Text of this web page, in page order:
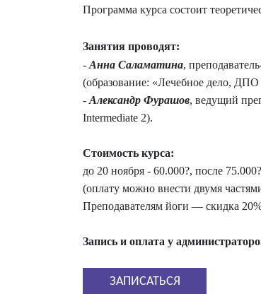
Программа курса состоит
Занятия проводят:
- Анна Саламатина,
(образование: «Лечебное дело,
- Александр Фурашов, ведущий
Intermediate 2).
Стоимость курса:
до 20 ноября - 60.000?, после 75.000?
(оплату можно внести двумя
Преподавателям йоги — скидка
Запись и оплата у
ЗАПИСАТЬСЯ